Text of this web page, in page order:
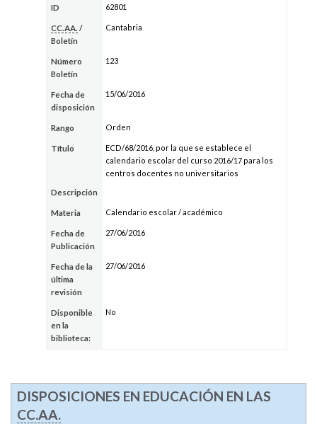
ID 62801
CC.AA. /
Boletín
Cantabria
Número
Boletín
123
Fecha de
disposición
15/06/2016
Rango Orden
Título
ECD/68/2016, por la que se establece el
calendario escolar del curso 2016/17 para los
centros docentes no universitarios
Descripción
Materia Calendario escolar / académico
Fecha de
Publicación
27/06/2016
Fecha de la
última
revisión
27/06/2016
Disponible
en la
biblioteca:
No
DISPOSICIONES EN EDUCACIÓN EN LAS
CC.AA.